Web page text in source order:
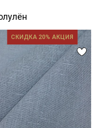
СКИДКА 20% АКЦИЯ